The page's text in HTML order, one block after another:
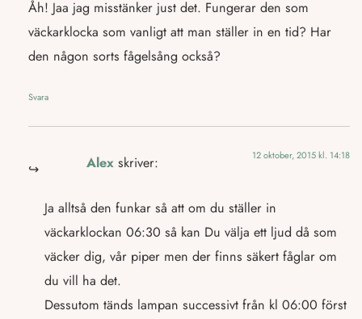
Åh! Jaa jag misstänker just det. Fungerar den som
väckarklocka som vanligt att man ställer in en tid? Har
den någon sorts fågelsång också?
Svara
Alex skriver: 12 oktober, 2015 kl. 14:18
Ja alltså den funkar så att om du ställer in
väckarklockan 06:30 så kan Du välja ett ljud då som
väcker dig, vår piper men der finns säkert fåglar om
du vill ha det.
Dessutom tänds lampan successivt från kl 06:00 först